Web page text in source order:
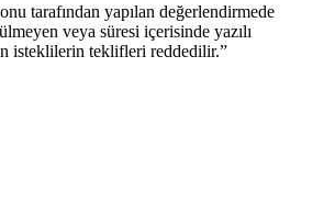
tarafından yapılan değerlendirmede
veya süresi içerisinde yazılı
isteklilerin teklifleri reddedilir.”